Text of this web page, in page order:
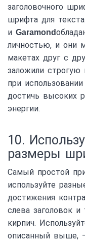
заголовочного
шрифта для
и Garamond
личностью, и они
макетах друг с
заложили строгую
при
достичь высоких
энергии.
10.
размеры
Самый простой
используйте
достижения
слева заголовок
кирпич.
описанный выше,